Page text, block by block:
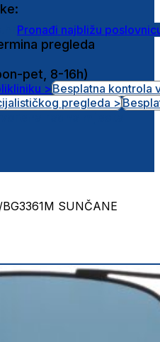
Pronađi najbližu
pregleda
pet, 8-16h)
>Besplatna kontrola
pregleda >
/BG3361M SUNČANE